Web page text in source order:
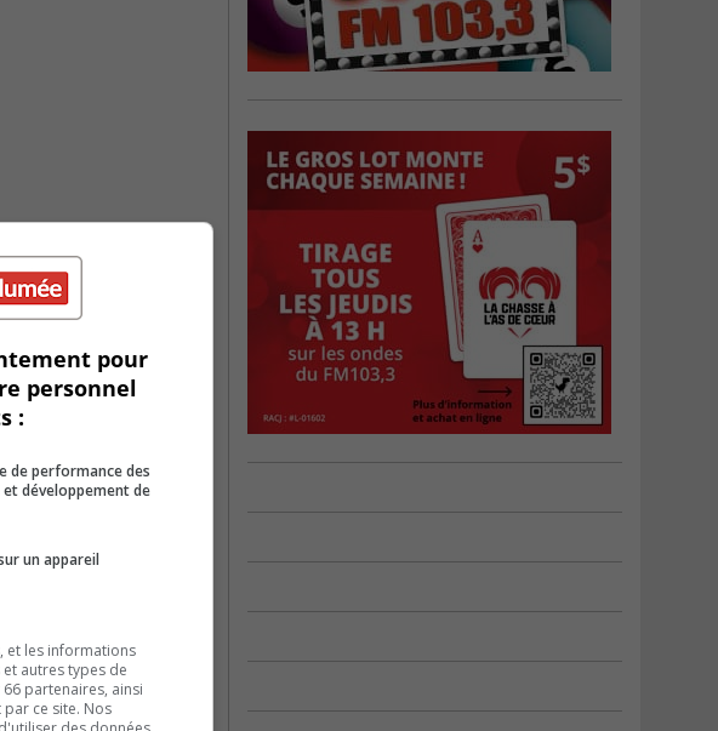
pour
personnel
:
de performance des
et développement de
un appareil
et les informations
autres types de
partenaires, ainsi
ce site. Nos